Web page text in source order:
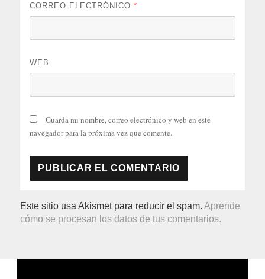
CORREO ELECTRÓNICO*
WEB
Guarda mi nombre, correo electrónico y web en este
navegador para la próxima vez que comente.
Este sitio usa Akismet para reducir el spam.Aprende
cómo se procesan los datos de tus comentarios.